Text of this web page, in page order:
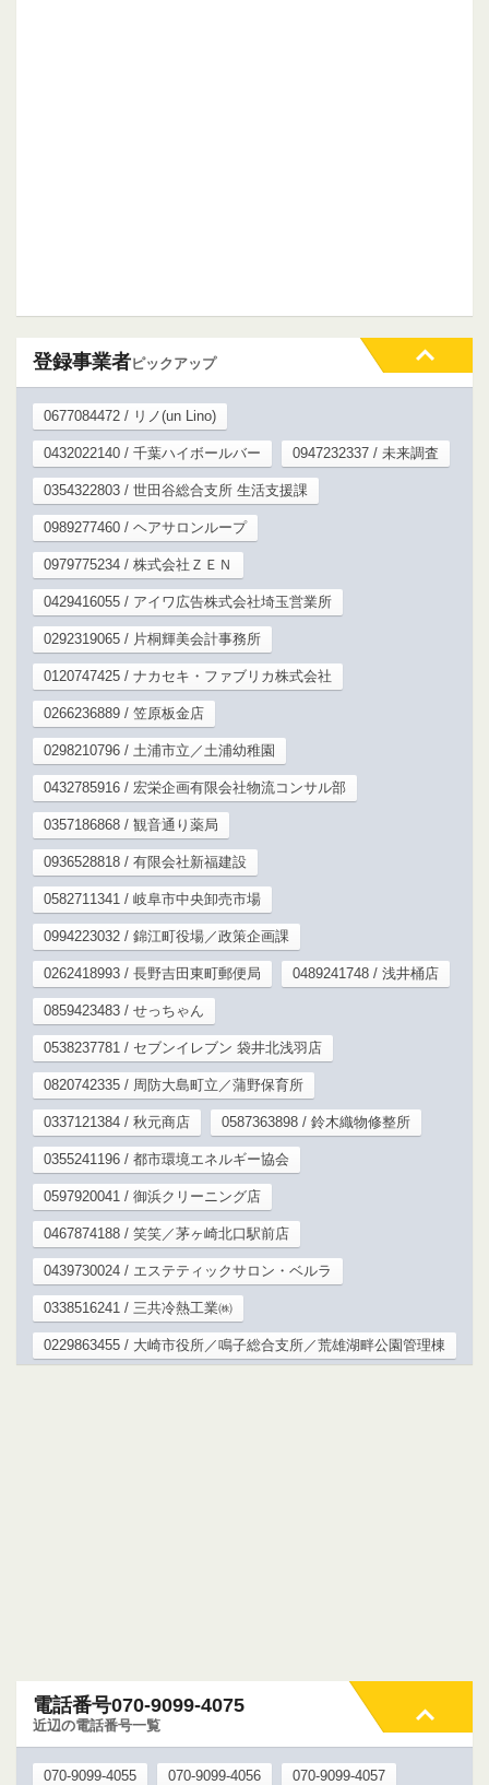
登録事業者ピックアップ
0677084472 / リノ(un Lino)
0432022140 / 千葉ハイボールバー 0947232337 / 未来調査
0354322803 / 世田谷総合支所 生活支援課
0989277460 / ヘアサロンループ
0979775234 / 株式会社ＺＥＮ
0429416055 / アイワ広告株式会社埼玉営業所
0292319065 / 片桐輝美会計事務所
0120747425 / ナカセキ・ファブリカ株式会社
0266236889 / 笠原板金店
0298210796 / 土浦市立／土浦幼稚園
0432785916 / 宏栄企画有限会社物流コンサル部
0357186868 / 観音通り薬局
0936528818 / 有限会社新福建設
0582711341 / 岐阜市中央卸売市場
0994223032 / 錦江町役場／政策企画課
0262418993 / 長野吉田東町郵便局 0489241748 / 浅井桶店
0859423483 / せっちゃん
0538237781 / セブンイレブン 袋井北浅羽店
0820742335 / 周防大島町立／蒲野保育所
0337121384 / 秋元商店 0587363898 / 鈴木織物修整所
0355241196 / 都市環境エネルギー協会
0597920041 / 御浜クリーニング店
0467874188 / 笑笑／茅ヶ崎北口駅前店
0439730024 / エステティックサロン・ベルラ
0338516241 / 三共冷熱工業㈱
0229863455 / 大崎市役所／鳴子総合支所／荒雄湖畔公園管理棟
電話番号070-9099-4075
近辺の電話番号一覧
070-9099-4055 070-9099-4056 070-9099-4057